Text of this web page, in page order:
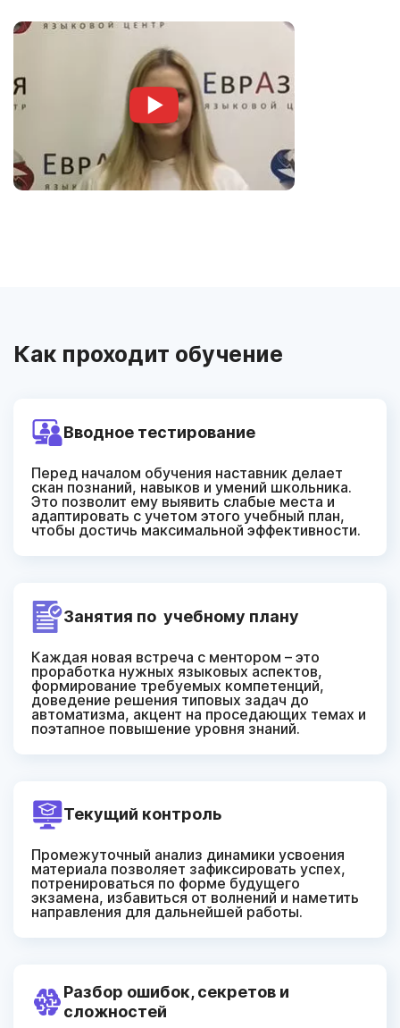
Как проходит обучение
Вводное тестирование
Перед началом обучения наставник делает
скан познаний, навыков и умений школьника.
Это позволит ему выявить слабые места и
адаптировать с учетом этого учебный план,
чтобы достичь максимальной эффективности.
Занятия по учебному плану
Каждая новая встреча с ментором – это
проработка нужных языковых аспектов,
формирование требуемых компетенций,
доведение решения типовых задач до
автоматизма, акцент на проседающих темах и
поэтапное повышение уровня знаний.
Текущий контроль
Промежуточный анализ динамики усвоения
материала позволяет зафиксировать успех,
потренироваться по форме будущего
экзамена, избавиться от волнений и наметить
направления для дальнейшей работы.
Разбор ошибок, секретов и
сложностей